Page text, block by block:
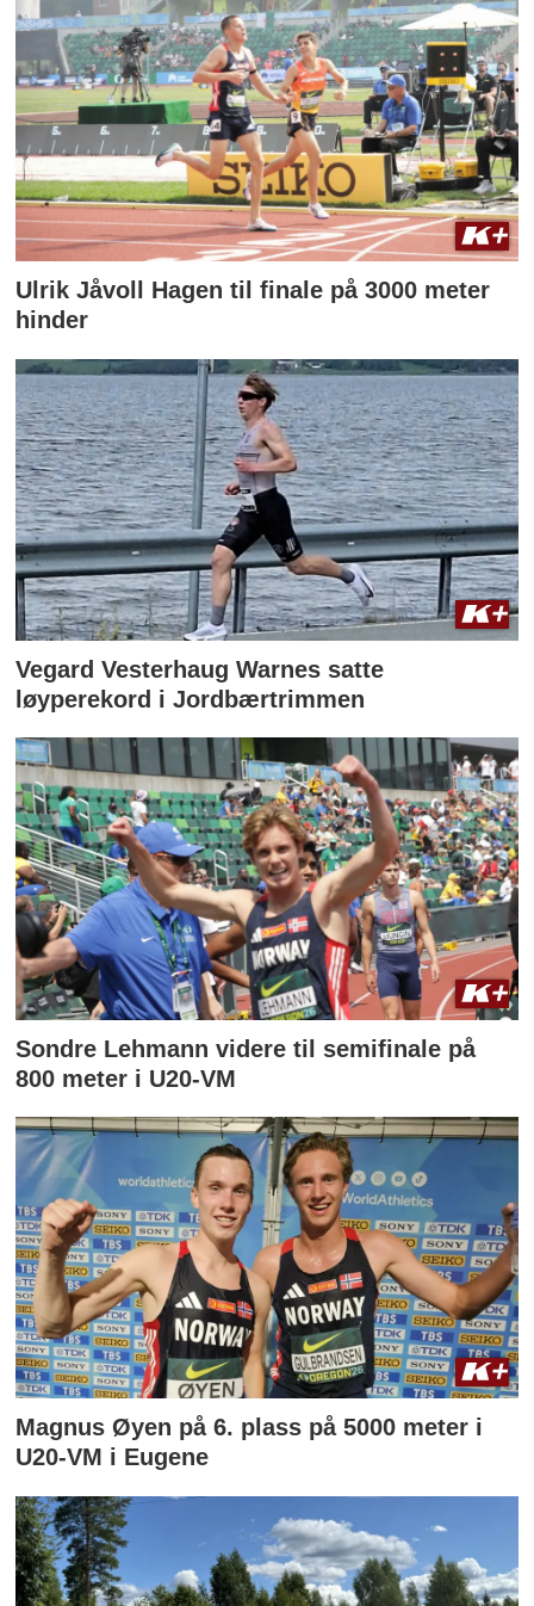
Ulrik Jåvoll Hagen til finale på 3000 meter
hinder
Vegard Vesterhaug Warnes satte
løyperekord i Jordbærtrimmen
Sondre Lehmann videre til semifinale på
800 meter i U20-VM
Magnus Øyen på 6. plass på 5000 meter i
U20-VM i Eugene